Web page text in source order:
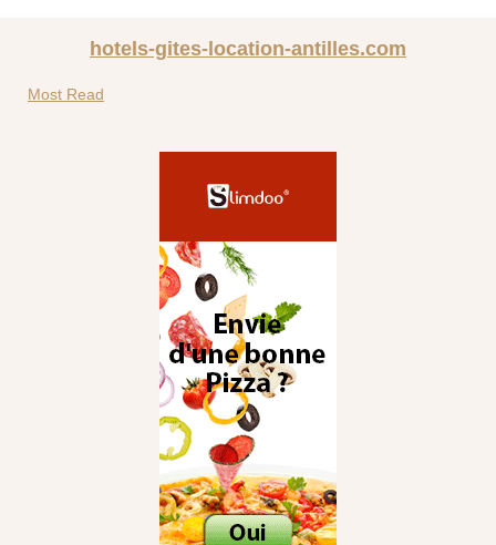
hotels-gites-location-antilles.com
Most Read